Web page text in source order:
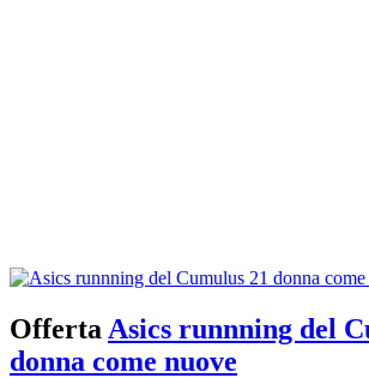
Offerta Asics runnning del
donna come nuove